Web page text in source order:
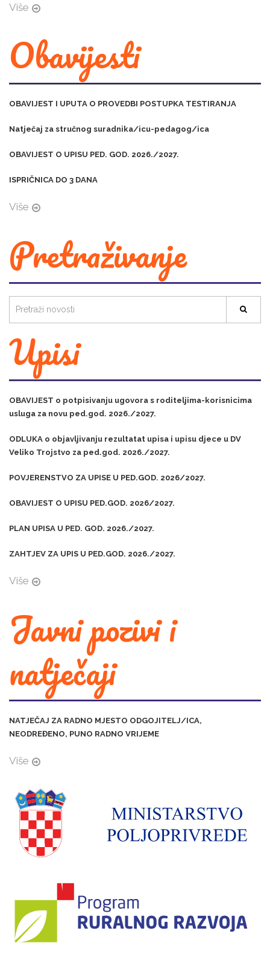
Više
Obavijesti
OBAVIJEST I UPUTA O PROVEDBI POSTUPKA TESTIRANJA
Natječaj za stručnog suradnika/icu-pedagog/ica
OBAVIJEST O UPISU PED. GOD. 2026./2027.
ISPRIČNICA DO 3 DANA
Više
Pretraživanje
Upisi
OBAVIJEST o potpisivanju ugovora s roditeljima-korisnicima
usluga za novu ped.god. 2026./2027.
ODLUKA o objavljivanju rezultatat upisa i upisu djece u DV
Veliko Trojstvo za ped.god. 2026./2027.
POVJERENSTVO ZA UPISE U PED.GOD. 2026/2027.
OBAVIJEST O UPISU PED.GOD. 2026/2027.
PLAN UPISA U PED. GOD. 2026./2027.
ZAHTJEV ZA UPIS U PED.GOD. 2026./2027.
Više
Javni pozivi i
natječaji
NATJEČAJ ZA RADNO MJESTO ODGOJITELJ/ICA,
NEODREĐENO, PUNO RADNO VRIJEME
Više